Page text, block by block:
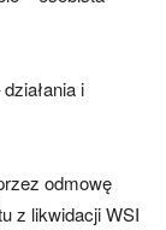
i
odmowę
z likwidacji WSI